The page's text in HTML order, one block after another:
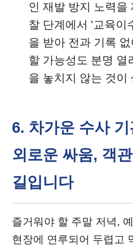
인 재발 방지 노력을
찰 단계에서 '교육이
을 받아 전과 기록
할 가능성도 분명 열
을 놓치지 않는 것이
6. 차가운 수사 기
외로운 싸움, 객
길입니다
즐거워야 할 주말 저녁,
현장에 연루되어 두렵고